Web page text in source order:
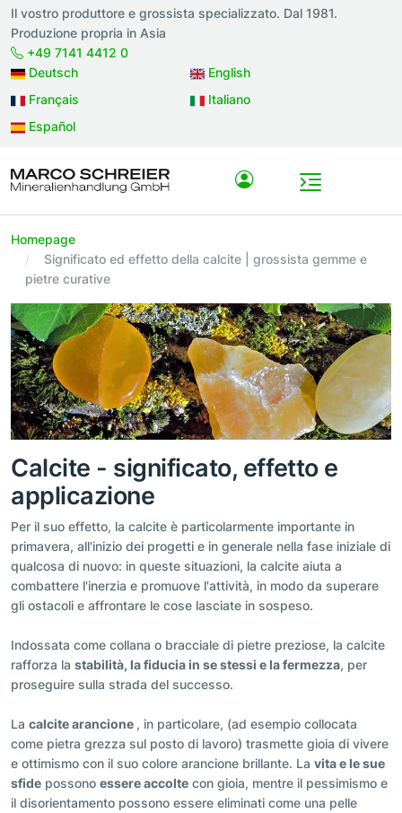
Il vostro produttore e grossista specializzato. Dal 1981.
Produzione propria in Asia
+49 7141 4412 0
Deutsch
English
Français
Italiano
Español
Homepage
Significato ed effetto della calcite | grossista gemme e
pietre curative
Calcite - significato, effetto e
applicazione
Per il suo effetto, la calcite è particolarmente importante in
primavera, all'inizio dei progetti e in generale nella fase iniziale di
qualcosa di nuovo: in queste situazioni, la calcite aiuta a
combattere l'inerzia e promuove l'attività, in modo da superare
gli ostacoli e affrontare le cose lasciate in sospeso.
Indossata come collana o bracciale di pietre preziose, la calcite
rafforza la stabilità, la fiducia in se stessi e la fermezza, per
proseguire sulla strada del successo.
La calcite arancione , in particolare, (ad esempio collocata
come pietra grezza sul posto di lavoro) trasmette gioia di vivere
e ottimismo con il suo colore arancione brillante. La vita e le sue
sfide possono essere accolte con gioia, mentre il pessimismo e
il disorientamento possono essere eliminati come una pelle